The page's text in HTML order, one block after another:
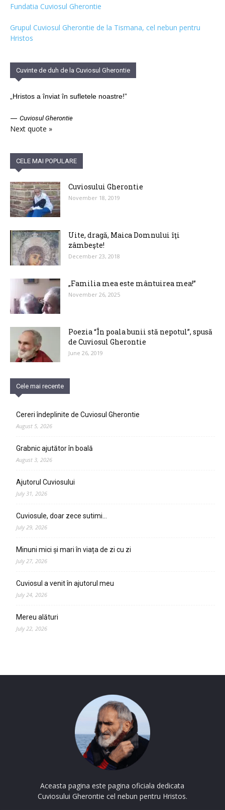
Fundatia Cuviosul Gherontie
Grupul Cuviosul Gherontie de la Tismana, cel nebun pentru
Hristos
Cuvinte de duh de la Cuviosul Gherontie
„Hristos a înviat în sufletele noastre!”
— Cuviosul Gherontie
Next quote »
CELE MAI POPULARE
Cuviosului Gherontie
November 18, 2019
Uite, dragă, Maica Domnului îţi
zâmbeşte!
December 23, 2018
„Familia mea este mântuirea mea!”
November 26, 2025
Poezia “În poala bunii stă nepotul”, spusă
de Cuviosul Gherontie
June 26, 2019
Cele mai recente
Cereri îndeplinite de Cuviosul Gherontie
August 5, 2026
Grabnic ajutător în boală
August 3, 2026
Ajutorul Cuviosului
July 31, 2026
Cuviosule, doar zece sutimi…
July 29, 2026
Minuni mici și mari în viața de zi cu zi
July 27, 2026
Cuviosul a venit în ajutorul meu
July 24, 2026
Mereu alături
July 22, 2026
Aceasta pagina este pagina oficiala dedicata
Cuviosului Gherontie cel nebun pentru Hristos.